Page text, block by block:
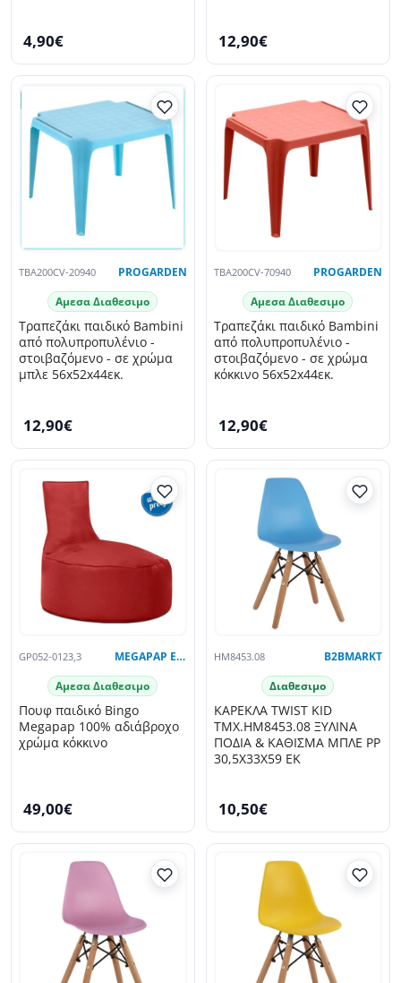
4,90€ 12,90€
TBA200CV-20940 PROGARDEN
Αμεσα Διαθεσιμο
Τραπεζάκι παιδικό Bambini
από πολυπροπυλένιο -
στοιβαζόμενο - σε χρώμα
μπλε 56x52x44εκ.
12,90€
TBA200CV-70940 PROGARDEN
Αμεσα Διαθεσιμο
Τραπεζάκι παιδικό Bambini
από πολυπροπυλένιο -
στοιβαζόμενο - σε χρώμα
κόκκινο 56x52x44εκ.
12,90€
GP052-0123,3 MEGAPAP EXCLUSIVE
Αμεσα Διαθεσιμο
Πουφ παιδικό Bingo
Megapap 100% αδιάβροχο
χρώμα κόκκινο
49,00€
HM8453.08 B2BMARKT
Διαθεσιμο
ΚΑΡΕΚΛΑ TWIST KID
ΤΜΧ.HM8453.08 ΞΥΛΙΝΑ
ΠΟΔΙΑ & ΚΑΘΙΣΜΑ ΜΠΛΕ PP
30,5Χ33Χ59 ΕΚ
10,50€